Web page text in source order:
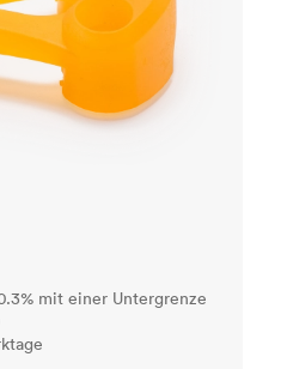
mit einer Untergrenze